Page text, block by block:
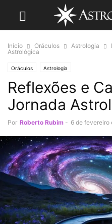
Início Oráculos Astrologia
Astrológica
Oráculos Astrologia
Reflexões e
Jornada
Por Roberto Rubim - 6 de fevereiro